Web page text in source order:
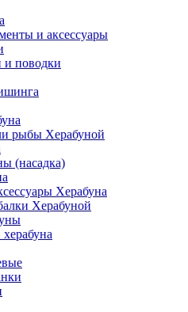
и аксессуары
поводки
рыбы Херабуной
(насадка)
Херабуна
Херабуной